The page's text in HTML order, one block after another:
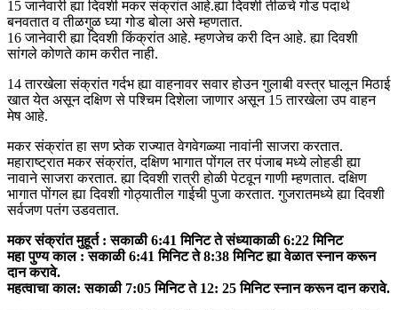
15 जानेवारी ह्या दिवशी मकर संक्रांत आहे.ह्या दिवशी तीळचे गोड पदार्थ
बनवतात व तीळगुळ घ्या गोड बोला असे म्हणतात.
16 जानेवारी ह्या दिवशी किंक्रांत आहे. म्हणजेच करी दिन आहे. ह्या दिवशी
सांगले कोणते काम करीत नाही.
14 तारखेला संक्रांत गर्दभ ह्या वाहनावर सवार होउन गुलाबी वस्त्र घालून मिठाई
खात येत असून दक्षिण से पश्चिम दिशेला जाणार असून 15 तारखेला उप वाहन
मेष आहे.
मकर संक्रांत हा सण प्र्तेक राज्यात वेगवेगळ्या नावांनी साजरा करतात.
महाराष्ट्रात मकर संक्रांत, दक्षिण भागात पोंगल तर पंजाब मध्ये लोहडी ह्या
नावाने साजरा करतात. ह्या दिवशी रात्री होळी पेटवून गाणी म्हणतात. दक्षिण
भागात पोंगल ह्या दिवशी गोठ्यातील गाईची पुजा करतात. गुजरातमध्ये ह्या दिवशी
सर्वजण पतंग उडवतात.
मकर संक्रांत मुहूर्त : सकाळी 6:41 मिनिट ते संध्याकाळी 6:22 मिनिट
महा पुण्य काल : सकाळी 6:41 मिनिट ते 8:38 मिनिट ह्या वेळात स्नान करून
दान करावे.
महत्वाचा काल: सकाळी 7:05 मिनिट ते 12: 25 मिनिट स्नान करून दान करावे.